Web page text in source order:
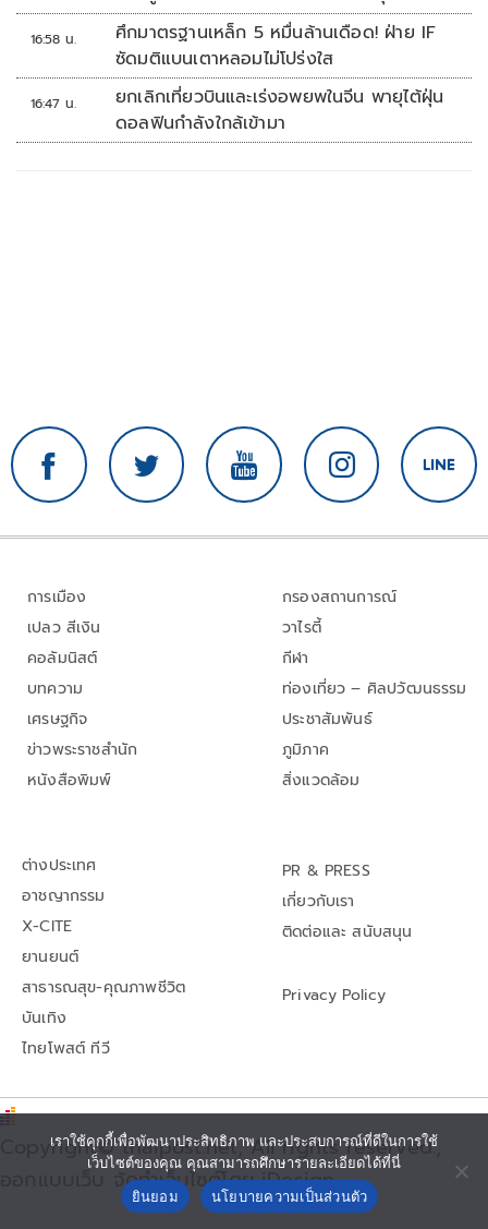
16:58 น.
ศึกมาตรฐานเหล็ก 5 หมื่นล้านเดือด! ฝ่าย IF
ซัดมติแบนเตาหลอมไม่โปร่งใส
16:47 น.
ยกเลิกเที่ยวบินและเร่งอพยพในจีน พายุไต้ฝุ่น
ดอลฟินกำลังใกล้เข้ามา
การเมือง
เปลว สีเงิน
คอลัมนิสต์
บทความ
เศรษฐกิจ
ข่าวพระราชสำนัก
หนังสือพิมพ์
กรองสถานการณ์
วาไรตี้
กีฬา
ท่องเที่ยว – ศิลปวัฒนธรรม
ประชาสัมพันธ์
ภูมิภาค
สิ่งแวดล้อม
ต่างประเทศ
อาชญากรรม
X-CITE
ยานยนต์
สาธารณสุข-คุณภาพชีวิต
บันเทิง
ไทยโพสต์ ทีวี
PR & PRESS
เกี่ยวกับเรา
ติดต่อและ สนับสนุน
Privacy Policy
Copyright© thaipost.net, All rights reserved.,
ออกแบบเว็บ จัดทำเว็บไซต์โดย iDesign
เราใช้คุกกี้เพื่อพัฒนาประสิทธิภาพ และประสบการณ์ที่ดีในการใช้
เว็บไซต์ของคุณ คุณสามารถศึกษารายละเอียดได้ที่นี่
ยินยอม
นโยบายความเป็นส่วนตัว